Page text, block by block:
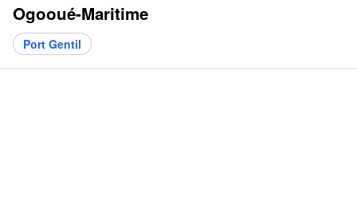
Ogooué-Maritime
Port Gentil